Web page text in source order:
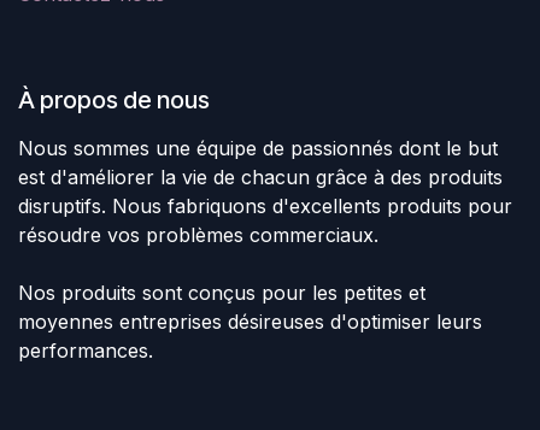
À propos de nous
Nous sommes une équipe de passionnés dont le but
est d'améliorer la vie de chacun grâce à des produits
disruptifs. Nous fabriquons d'excellents produits pour
résoudre vos problèmes commerciaux.
Nos produits sont conçus pour les petites et
moyennes entreprises désireuses d'optimiser leurs
performances.